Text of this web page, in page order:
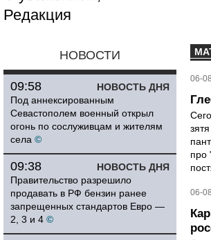
Редакция
НОВОСТИ
НОВОСТЬ ДНЯ
09:58
Под аннексированным
Севастополем военный открыл
огонь по сослуживцам и жителям
села ©
НОВОСТЬ ДНЯ
09:38
Правительство разрешило
продавать в РФ бензин ранее
запрещенных стандартов Евро —
2, 3 и 4 ©
06-
про
06-